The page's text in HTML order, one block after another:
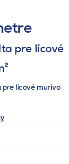
pre lícové
pre lícové murivo